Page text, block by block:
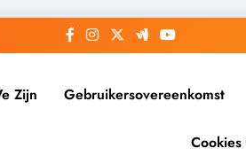
Zijn Gebruikersovereenkomst
Cookies